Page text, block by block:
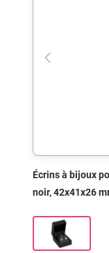
Écrins à bijoux
noir, 42x41x26